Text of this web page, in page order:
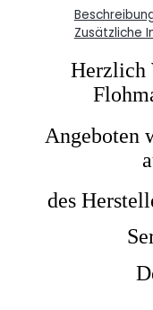
Zusätzliche
Herzlich
Angeboten
des